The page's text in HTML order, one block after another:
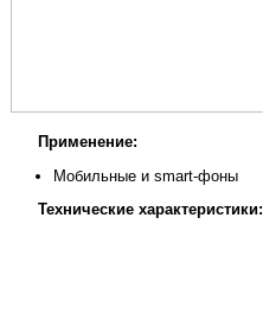
Применение:
Мобильные и smart-фоны
Технические характеристики: